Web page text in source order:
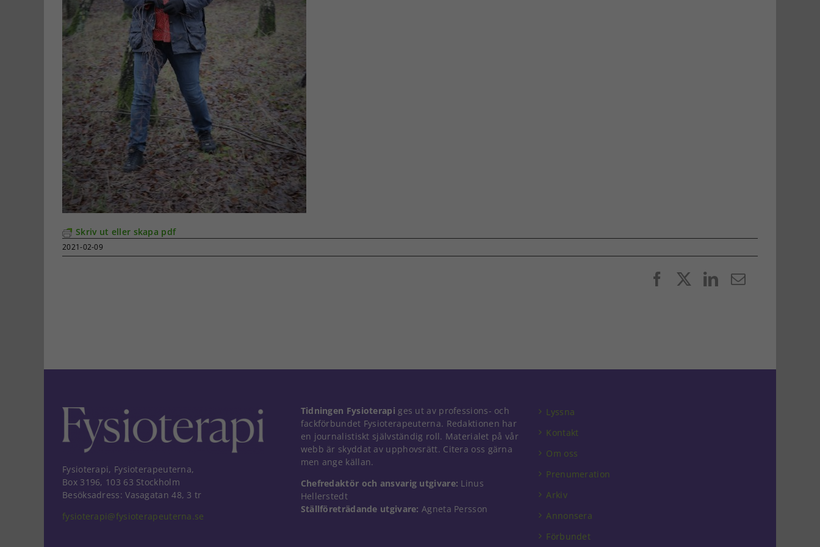
Skriv ut eller skapa pdf
2021-02-09
FacebookLinkedIn
E-
Fysioterapi, Fysioterapeuterna,
Box 3196, 103 63 Stockholm
Besöksadress: Vasagatan 48, 3 tr
fysioterapi@fysioterapeuterna.se
Tidningen Fysioterapi ges ut av professions- och
fackförbundet Fysioterapeuterna. Redaktionen har
en journalistiskt självständig roll. Materialet på vår
webb är skyddat av upphovsrätt. Citera oss gärna
men ange källan.
Chefredaktör och ansvarig utgivare: Linus
Hellerstedt
Ställföreträdande utgivare: Agneta Persson
Lyssna
Kontakt
Om oss
Prenumeration
Arkiv
Annonsera
Förbundet
Nödvändiga
Dessa kakor
går inte att
välja bort. De
behövs för
taget ska